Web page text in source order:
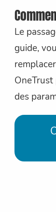
Le
guide,
des